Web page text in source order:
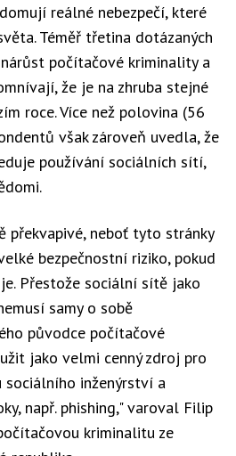
reálné nebezpečí, které
Téměř třetina dotázaných
počítačové kriminality a
že je na zhruba stejné
roce. Více než polovina (56
však zároveň uvedla, že
používání sociálních sítí,
překvapivé, neboť tyto stránky
bezpečnostní riziko, pokud
Přestože sociální sítě jako
samy o sobě
původce počítačové
jako velmi cenný zdroj pro
inženýrství a
např. phishing," varoval Filip
kriminalitu ze